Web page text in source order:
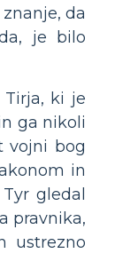
da
je bilo
ki je
ga nikoli
vojni bog
in
gledal
pravnika,
ustrezno